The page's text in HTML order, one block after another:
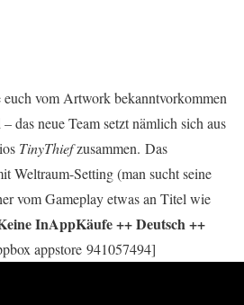
euch vom Artwork bekanntvorkommen
das neue Team setzt nämlich sich aus
TinyThiefzusammen. Das
Weltraum-Setting (man sucht seine
vom Gameplay etwas an Titel wie
InAppKäufe ++ Deutsch ++
appstore 941057494]